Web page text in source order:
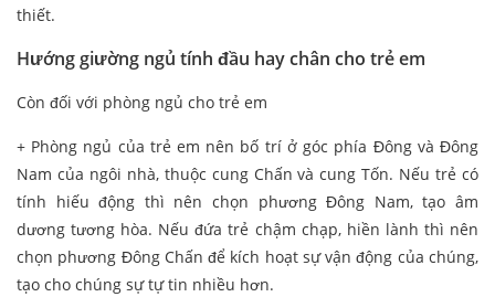
thiết.
Hướng giường ngủ tính đầu hay chân cho trẻ em
Còn đối với phòng ngủ cho trẻ em
+ Phòng ngủ của trẻ em nên bố trí ở góc phía Đông và Đông
Nam của ngôi nhà, thuộc cung Chấn và cung Tốn. Nếu trẻ có
tính hiếu động thì nên chọn phương Đông Nam, tạo âm
dương tương hòa. Nếu đứa trẻ chậm chạp, hiền lành thì nên
chọn phương Đông Chấn để kích hoạt sự vận động của chúng,
tạo cho chúng sự tự tin nhiều hơn.